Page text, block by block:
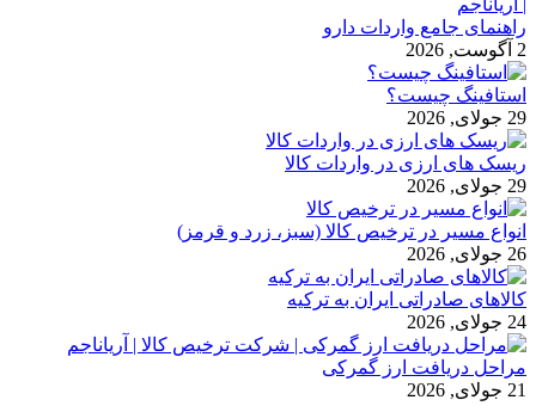
راهنمای جامع واردات دارو
2 آگوست, 2026
استافینگ چیست؟
29 جولای, 2026
ریسک های ارزی در واردات کالا
29 جولای, 2026
انواع مسیر در ترخیص کالا (سبز، زرد و قرمز)
26 جولای, 2026
کالاهای صادراتی ایران به ترکیه
24 جولای, 2026
مراحل دریافت ارز گمرکی
21 جولای, 2026